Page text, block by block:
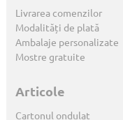
Livrarea comenzilor
Modalități de plată
Ambalaje personalizate
Mostre gratuite
Articole
Cartonul ondulat